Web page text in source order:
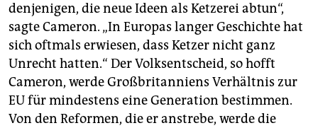
denjenigen, die neue Ideen als Ketzerei abtun“,
sagte Cameron. „In Europas langer Geschichte hat
sich oftmals erwiesen, dass Ketzer nicht ganz
Unrecht hatten.“ Der Volksentscheid, so hofft
Cameron, werde Großbritanniens Verhältnis zur
EU für mindestens eine Generation bestimmen.
Von den Reformen, die er anstrebe, werde die